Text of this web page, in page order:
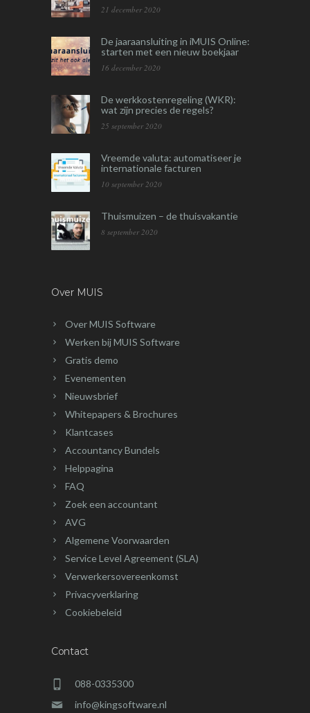
21 december 2020
De jaaraansluiting in iMUIS Online:
starten met een nieuw boekjaar
16 december 2020
De werkkostenregeling (WKR):
wat zijn precies de regels?
25 september 2020
Vreemde valuta: automatiseer je
internationale facturen
10 september 2020
Thuismuizen – de thuisvakantie
8 september 2020
Over MUIS
Over MUIS Software
Werken bij MUIS Software
Gratis demo
Evenementen
Nieuwsbrief
Whitepapers & Brochures
Klantcases
Accountancy Bundels
Helppagina
FAQ
Zoek een accountant
AVG
Algemene Voorwaarden
Service Level Agreement (SLA)
Verwerkersovereenkomst
Privacyverklaring
Cookiebeleid
Contact
088-0335300
info@kingsoftware.nl